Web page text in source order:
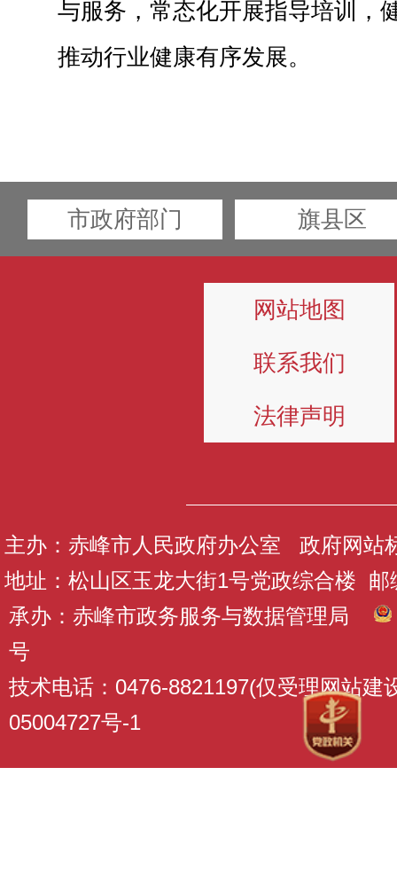
与服务，常态化开展指导培训，
推动行业健康有序发展。
市政府部门 旗县区
网站地图
联系我们
法律声明
主办：赤峰市人民政府办公室 政府网站
地址：松山区玉龙大街1号党政综合楼 邮
承办：赤峰市政务服务与数据管理局
号
技术电话：0476-8821197(仅受理网站建
05004727号-1